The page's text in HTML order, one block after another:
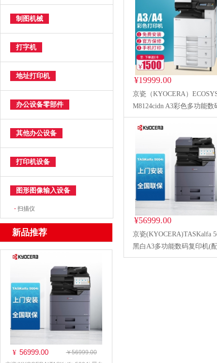
制图机械
打字机
地址打印机
办公设备零部件
其他办公设备
打印机设备
图形图像输入设备
·扫描仪
新品推荐
¥ 56999.00
￥56999.00
¥19999.00
京瓷（KYOCERA）
M8124cidn A3彩色多功能数
合机（含双面送稿器+双纸
描扩展组件+三年质保）
¥56999.00
京瓷(KYOCERA)TASKalfa
黑白A3多功能数码复印机(
双面输稿器＋专用工作台＋